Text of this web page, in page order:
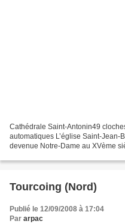
Cathédrale Saint-Antonin49
automatiques L’église Saint-Jean-
devenue Notre-Dame au XVème
Tourcoing (Nord)
Publié le 12/09/2008 à 17:04
Par arpac